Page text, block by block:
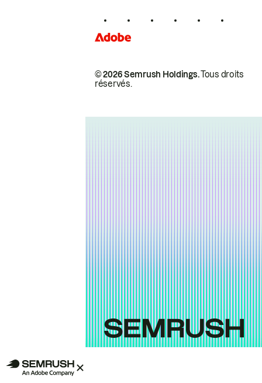
© 2026 Semrush Holdings.Tous droits
réservés.